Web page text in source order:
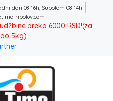
dan 08-16h, Subotom 08-14h
ribolov.com
preko 6000 RSD!(za
5kg)